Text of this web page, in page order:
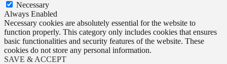
Necessary
Always Enabled
Necessary cookies are absolutely essential for the website to
function properly. This category only includes cookies that ensures
basic functionalities and security features of the website. These
cookies do not store any personal information.
SAVE & ACCEPT